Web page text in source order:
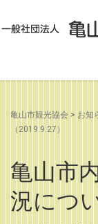
亀山市観光協会 > お知
（2019.9.27）
亀山市
況につ